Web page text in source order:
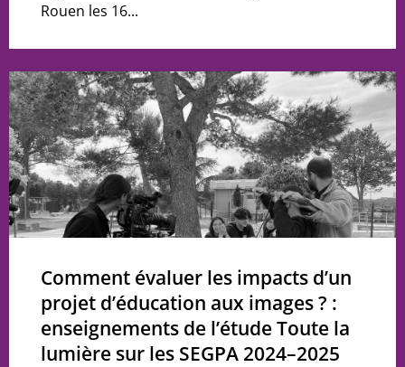
Rouen les 16...
Comment évaluer les impacts d’un
projet d’éducation aux images ? :
enseignements de l’étude Toute la
lumière sur les SEGPA 2024–2025